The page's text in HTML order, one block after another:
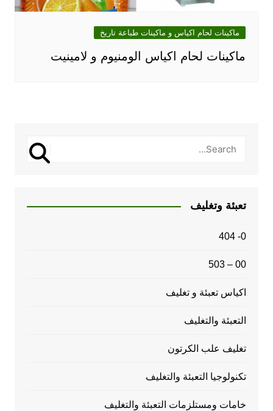
ماكينات لحام اكياس و ماكينات طباعة تاريخ
ماكينات لحام اكياس الومنيوم و لامينيت
تعبئة وتغليف
0- 404
00 – 503
اكياس تعبئة و تغليف
التعبئة والتغليف
تغليف علب الكرتون
تكنولوجيا التعبئة والتغليف
خامات ومستلزمات التعبئة والتغليف